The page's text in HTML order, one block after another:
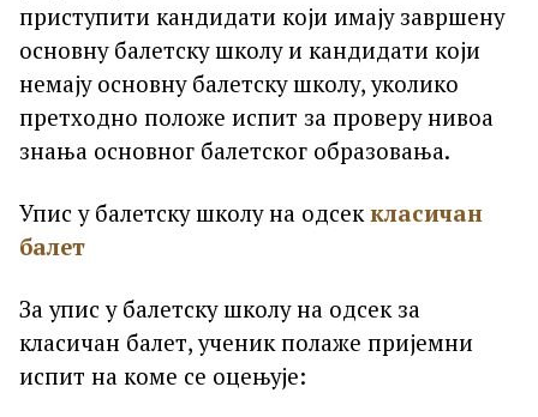
приступити кандидати који имају завршену
основну балетску школу и кандидати који
немају основну балетску школу, уколико
претходно положе испит за проверу нивоа
знања основног балетског образовања.
Упис у балетску школу на одсеккласичан
балет
За упис у балетску школу на одсек за
класичан балет, ученик полаже пријемни
испит на коме се оцењује: